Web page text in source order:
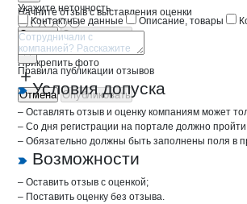
Начните отзыв с выставления оценки
Прикрепить фото
Отмена Опубликовать
Укажите неточность
Контактные данные
Описание, товары
Отмена Опубликовать
Правила публикации отзывов
Условия допуска
– Оставлять отзыв и оценку компаниям может
– Со дня регистрации на портале должно
– Обязательно должны быть заполнены поля в
Возможности
– Оставить отзыв с оценкой;
– Поставить оценку без отзыва.